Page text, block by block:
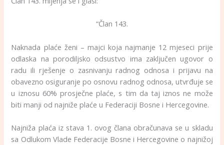
“Član 143.
Naknada plaće ženi – majci koja najmanje 12 mjeseci prije
odlaska na porodiljsko odsustvo ima zaključen ugovor o
radu ili rješenje o zasnivanju radnog odnosa i prijavu na
obavezno osiguranje po osnovu radnog odnosa, utvrđuje se
u iznosu 60% prosječne plaće, s tim da taj iznos ne može
biti manji od najniže plaće u Federaciji Bosne i Hercegovine.
Najniža plaća iz stava 1. ovog člana obračunava se u skladu
sa Odlukom Vlade Federacije Bosne i Hercegovine o najnižoj